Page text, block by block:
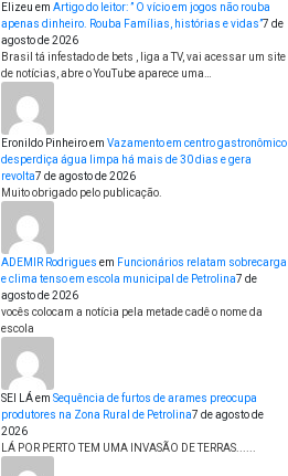
Elizeu em Artigo do leitor: ” O vício em jogos não rouba
apenas dinheiro. Rouba Famílias, histórias e vidas”7 de
agosto de 2026
Brasil tá infestado de bets , liga a TV, vai acessar um site
de notícias, abre o YouTube aparece uma…
Eronildo Pinheiroem Vazamento em centro gastronômico
desperdiça água limpa há mais de 30 dias e gera
revolta7 de agosto de 2026
Muito obrigado pelo publicação.
ADEMIR Rodrigues em Funcionários relatam sobrecarga
e clima tenso em escola municipal de Petrolina7 de
agosto de 2026
vocês colocam a notícia pela metade cadê o nome da
escola
SEI LÁem Sequência de furtos de arames preocupa
produtores na Zona Rural de Petrolina7 de agosto de
2026
LÁ POR PERTO TEM UMA INVASÃO DE TERRAS......